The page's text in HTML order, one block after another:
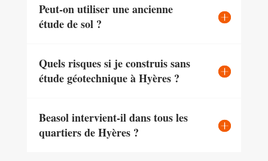
Peut-on utiliser une ancienne
étude de sol ?
Quels risques si je construis sans
étude géotechnique à Hyères ?
Beasol intervient-il dans tous les
quartiers de Hyères ?